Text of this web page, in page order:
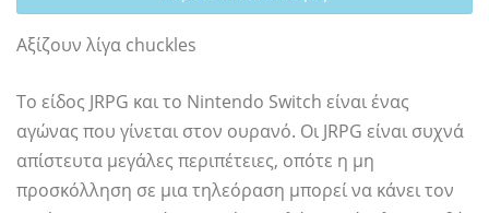
Αξίζουν λίγα chuckles
Το είδος JRPG και το Nintendo Switch είναι ένας
αγώνας που γίνεται στον ουρανό. Οι JRPG είναι συχνά
απίστευτα μεγάλες περιπέτειες, οπότε η μη
προσκόλληση σε μια τηλεόραση μπορεί να κάνει τον